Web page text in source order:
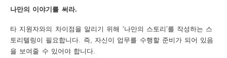
나만의 이야기를 써라.
타 지원자와의 차이점을 알리기 위해 ‘나만의 스토리’를 작성하는 스
토리텔링이 필요합니다. 즉, 자신이 업무를 수행할 준비가 되어 있음
을 보여줄 수 있어야 합니다.
사
안